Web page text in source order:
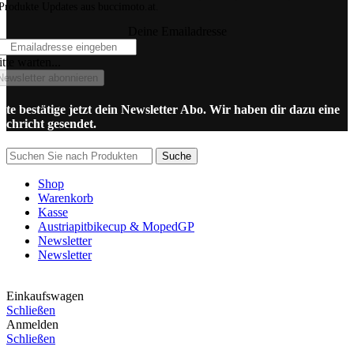
Updates aus buccimoto.at.
warten...
abonnieren
bestätige jetzt dein Newsletter Abo. Wir haben dir dazu eine
gesendet.
Suche
Shop
Warenkorb
Kasse
Austriapitbikecup & MopedGP
Newsletter
Newsletter
Einkaufswagen
Schließen
Anmelden
Schließen